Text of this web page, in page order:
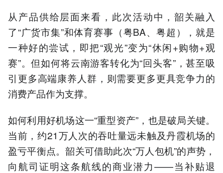
从产品供给层面来看，此次活动中，韶关融入
了“广货市集”和体育赛事（粤BA、粤超），就是
一种好的尝试，即把“观光”变为“休闲+购物+观
赛”。但如何将云南游客转化为“回头客”，甚至吸
引更多高端康养人群，则需要更多更具竞争力的
消费产品作为支撑。
如何利用好机场这一“重型资产”，也是破局关键。
当前，约21万人次的吞吐量远未触及丹霞机场的
盈亏平衡点。韶关可借助此次“万人包机”的声势，
向航司证明这条航线的商业潜力——当补贴退